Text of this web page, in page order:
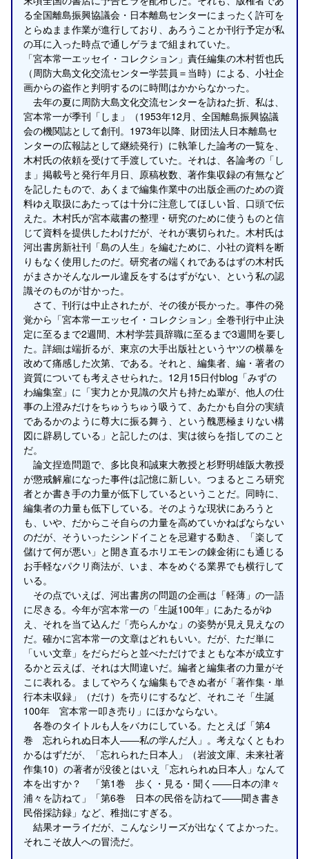
る全国離島振興協議会・日本離島センターにまったく許可を
とらぬまま作業が進行しており、あろうことか刊行予定が私
の耳に入った時点で通しゲラまで組まれていた。
「宮本常一エッセイ・コレクション」責任編集の木村哲也氏
（周防大島文化交流センター学芸員＝当時）による、小社企
画からの盗作と判明するのに時間はかからなかった。
去年の夏に周防大島文化交流センターを訪ねた折、私は、
宮本常一が季刊「しま」（1953年12月、全国離島振興協議
会の機関誌として創刊。1973年以降、財団法人日本離島セ
ンターの広報誌として継続発行）に執筆した論考の一覧を、
木村氏の依頼を受けて手渡していた。それは、各論考の「し
ま」掲載号と発行年月日、原稿枚数、著作集収録の有無など
を記したもので、あくまで編集作業中の出版企画のための資
料ゆえ取扱にあたっては十分に注意してほしい旨、口頭で伝
えた。木村氏が宮本蔵書の整理・研究のために使うものと信
じて資料を提供したわけだが、それが裏切られた。木村氏は
河出書房新社刊「島の人生」を編むために、小社の資料を断
りもなく使用したのだ。研究者の端くれであるはずの木村氏
がまさかそんなルール違反をするはずがない、という私の認
識そのものが甘かった。
さて、刊行は中止されたが、その後が長かった。事件の発
覚から「宮本常一エッセイ・コレクション」全巻刊行中止決
定に至るまで2週間、木村学芸員辞職に至るまで3週間を要し
た。詳細は端折るが、東京の大手出版社というヤツの横暴を
改めて痛感した次第、である。それと、編集者、編・著者の
資質についても考えさせられた。12月15日付blog「みずの
わ編集室」に「実力とか見識の欠片も持たぬ輩が、他人の仕
事の上澄みだけをちゅうちゅう吸うて、あたかも自分の実績
であるかのように尊大に振る舞う、という醜悪極まりない構
図に辟易している」と記したのは、実は彼らを指してのこと
だ。
論文捏造問題で、多比良和誠東大教授と杉野明雄阪大教授
が懲戒解雇になった事件は記憶に新しい。つまるところ研究
者とか書き手の力量が低下しているということだ。同時に、
編集者の力量も低下している。そのような現状にあろうと
も、いや、だからこそ自らの力量を高めていかねばならない
のだが、そういったシンドイことを忌避する動き、「楽して
儲けて何が悪い」と開き直るホリエモンの錬金術にも通じる
お手軽なパクリ商法が、いま、本をめぐる業界でも横行して
いる。
その点でいえば、河出書房の問題の企画は「軽薄」の一語
に尽きる。今年が宮本常一の「生誕100年」にあたるがゆ
え、それを当て込んだ「売らんかな」の姿勢が見え見えなの
だ。確かに宮本常一の文章はどれもいい。だが、ただ単に
「いい文章」をだらだらと並べただけでまともな本が成立す
るかと云えば、それは大間違いだ。編者と編集者の力量がそ
こに表れる。ましてやろくな編集もできぬ者が「著作集・単
行本未収録」（だけ）を売りにするなど、それこそ「生誕
100年 宮本常一叩き売り」にほかならない。
各巻のタイトルも人をバカにしている。たとえば「第4
巻 忘れられぬ日本人――私の学んだ人」。考えなくともわ
かるはずだが、「忘れられた日本人」（岩波文庫、未来社著
作集10）の著者が没後とはいえ「忘れられぬ日本人」なんて
本を出すか？ 「第1巻 歩く・見る・聞く――日本の津々
浦々を訪ねて」「第6巻 日本の民俗を訪ねて――聞き書き
民俗採訪録」など、稚拙にすぎる。
結果オーライだが、こんなシリーズが出なくてよかった。
それこそ故人への冒涜だ。